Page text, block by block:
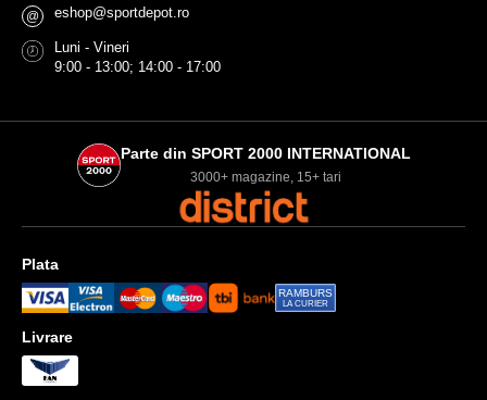
@ eshop@sportdepot.ro
Luni - Vineri
9:00 - 13:00; 14:00 - 17:00
Parte din SPORT 2000 INTERNATIONAL
3000+ magazine, 15+ tari
Plata
RAMBURS
LA CURIER
Livrare